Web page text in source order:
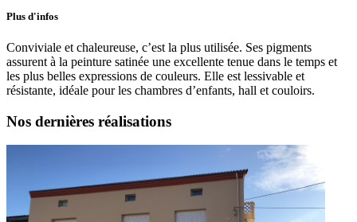
Plus d'infos
Conviviale et chaleureuse, c’est la plus utilisée. Ses pigments
assurent à la peinture satinée une excellente tenue dans le temps et
les plus belles expressions de couleurs. Elle est lessivable et
résistante, idéale pour les chambres d’enfants, hall et couloirs.
Nos dernières réalisations